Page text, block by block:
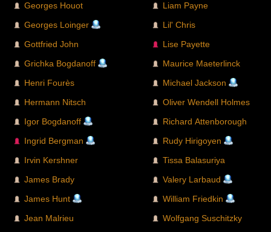
Georges Houot
Georges Loinger
Gottfried John
Grichka Bogdanoff
Henri Fourès
Hermann Nitsch
Igor Bogdanoff
Ingrid Bergman
Irvin Kershner
James Brady
James Hunt
Jean Malrieu
Liam Payne
Lil' Chris
Lise Payette
Maurice Maeterlinck
Michael Jackson
Oliver Wendell Holmes
Richard Attenborough
Rudy Hirigoyen
Tissa Balasuriya
Valery Larbaud
William Friedkin
Wolfgang Suschitzky